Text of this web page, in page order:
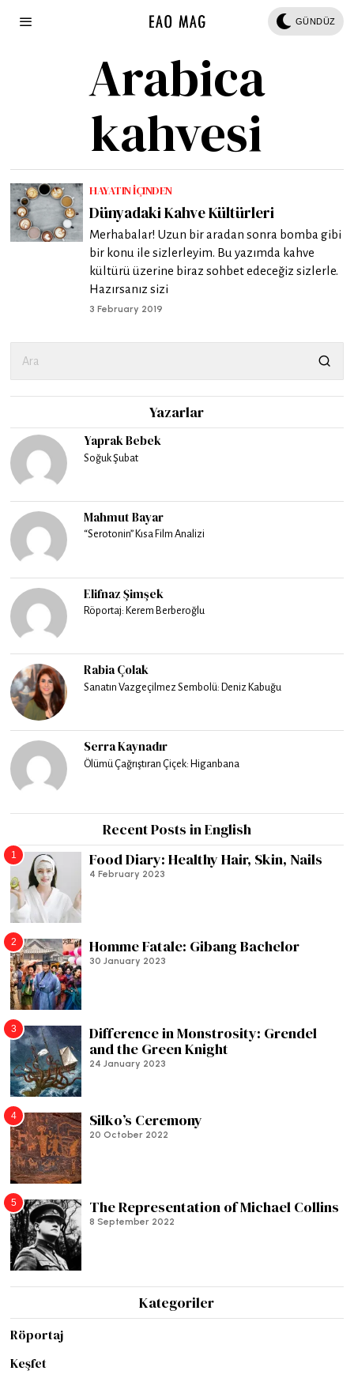
GÜNDÜZ
Arabica
kahvesi
HAYATIN İÇINDEN
Dünyadaki Kahve Kültürleri
Merhabalar! Uzun bir aradan sonra bomba gibi
bir konu ile sizlerleyim. Bu yazımda kahve
kültürü üzerine biraz sohbet edeceğiz sizlerle.
Hazırsanız sizi
3 February 2019
Yazarlar
Yaprak Bebek
Soğuk Şubat
Mahmut Bayar
“Serotonin” Kısa Film Analizi
Elifnaz Şimşek
Röportaj: Kerem Berberoğlu
Rabia Çolak
Sanatın Vazgeçilmez Sembolü: Deniz Kabuğu
Serra Kaynadır
Ölümü Çağrıştıran Çiçek: Higanbana
Recent Posts in English
1 Food Diary: Healthy Hair, Skin, Nails
4 February 2023
2 Homme Fatale: Gibang Bachelor
30 January 2023
3
Difference in Monstrosity: Grendel
and the Green Knight
24 January 2023
4 Silko’s Ceremony
20 October 2022
5 The Representation of Michael Collins
8 September 2022
Kategoriler
Röportaj
Keşfet